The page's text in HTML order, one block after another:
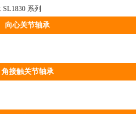
系列
向心关节轴承
角接触关节轴承